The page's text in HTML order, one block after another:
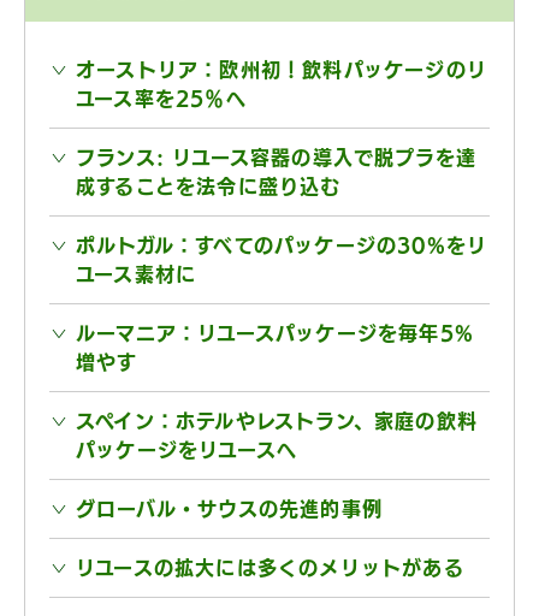
オーストリア：欧州初！飲料パッケージのリ
ユース率を25％へ
フランス: リユース容器の導入で脱プラを達
成することを法令に盛り込む
ポルトガル：すべてのパッケージの30%をリ
ユース素材に
ルーマニア：リユースパッケージを毎年5%
増やす
スペイン：ホテルやレストラン、家庭の飲料
パッケージをリユースへ
グローバル・サウスの先進的事例
リユースの拡大には多くのメリットがある